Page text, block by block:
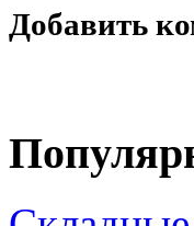
Добавить